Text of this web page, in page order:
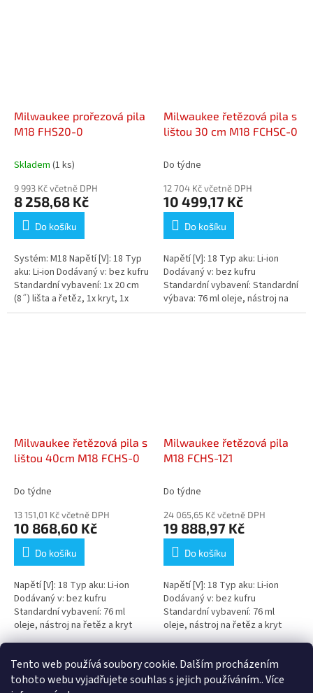
Tento web používá soubory cookie. Dalším procházením
tohoto webu vyjadřujete souhlas s jejich používáním.. Více
Milwaukee prořezová pila
M18 FHS20-0
Skladem (1 ks)
9 993 Kč včetně DPH
8 258,68 Kč
Do košíku
Systém: M18 Napětí [V]: 18 Typ
aku: Li-ion Dodávaný v: bez kufru
Standardní vybavení: 1x 20 cm
(8˝) lišta a řetěz, 1x kryt, 1x
šroub Název:...
Milwaukee řetězová pila s
lištou 30 cm M18 FCHSC-0
Do týdne
12 704 Kč včetně DPH
10 499,17 Kč
Do košíku
Napětí [V]: 18 Typ aku: Li-ion
Dodávaný v: bez kufru
Standardní vybavení: Standardní
výbava: 76 ml oleje, nástroj na
řetěz, kryt Název: Varianta:
Milwaukee řetězová pila s
lištou 40cm M18 FCHS-0
Do týdne
13 151,01 Kč včetně DPH
10 868,60 Kč
Do košíku
Napětí [V]: 18 Typ aku: Li-ion
Dodávaný v: bez kufru
Standardní vybavení: 76 ml
oleje, nástroj na řetěz a kryt
lišty Název: Varianta: M18 FCHS-
Milwaukee řetězová pila
M18 FCHS-121
Do týdne
24 065,65 Kč včetně DPH
19 888,97 Kč
Do košíku
Napětí [V]: 18 Typ aku: Li-ion
Dodávaný v: bez kufru
Standardní vybavení: 76 ml
oleje, nástroj na řetěz a kryt
lišty Název: Varianta: M18 FCHS-
O
v
12 položek celkem